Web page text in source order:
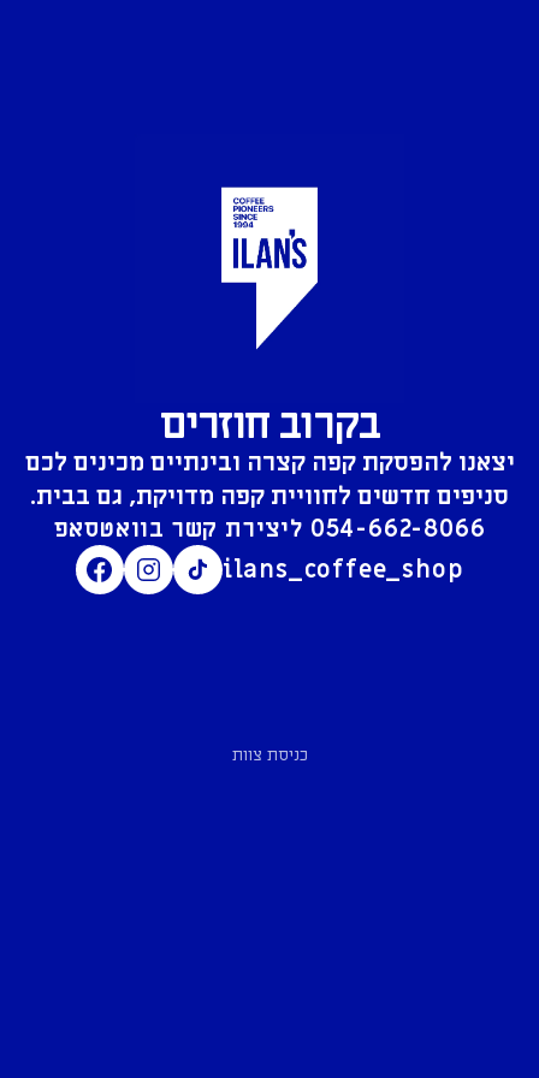
בקרוב חוזרים
יצאנו להפסקת קפה קצרה ובינתיים מכינים לכם
סניפים חדשים לחוויית קפה מדויקת, גם בבית.
054-662-8066
ilans_coffee_shop
כניסת צוות